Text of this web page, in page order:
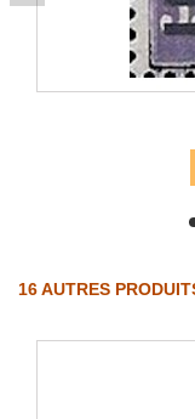
16 AUTRES